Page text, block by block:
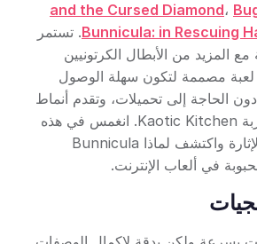
and the Cursed Diamond،
Bunnicula: in Rescuing. تستمر
المزيد من الأبطال الكرتونيين
لعبة مصممة لتكون سهلة الوصول
الحاجة إلى تحميلات، وتقدم أنماط
لعب متنوعة تكمل تجربة Kaotic Kitchen. انغمس في هذه
الألعاب للحفاظ على الإثارة واكتشف لماذا Bunnicula
في ألعاب الإنترنت.